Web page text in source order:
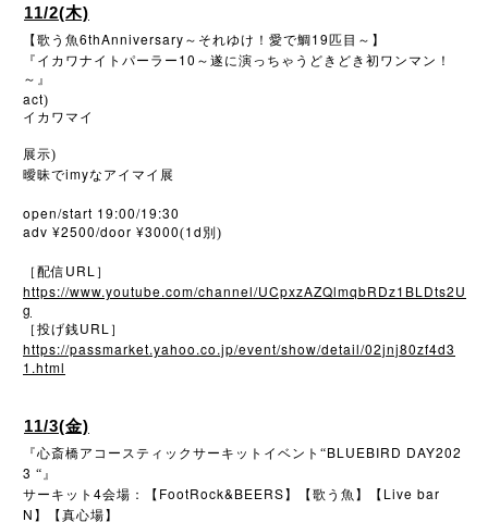
11/2(木)
【歌う魚6thAnniversary ～それゆけ！愛で鯛 19 匹目～】
『イカワナイトパーラー 10 ～遂に演っちゃうどきどき初ワンマン！
～』
act)
イカワマイ
展示)
曖昧でimyなアイマイ展
open/start 19:00/19:30
adv ¥2500/door ¥3000(1d 別)
［配信 URL ］
https://www.youtube.com/channel/UCpxzAZQlmqbRDz1BLDts2U
g
［投げ銭URL ］
https://passmarket.yahoo.co.jp/event/show/detail/02jnj80zf4d3
1.html
11/3(金)
『心斎橋アコースティックサーキットイベント“BLUEBIRD DAY202
3 “』
サーキット 4会場：【 FootRock&BEERS 】【歌う魚】【 Live bar
N 】【真心場】